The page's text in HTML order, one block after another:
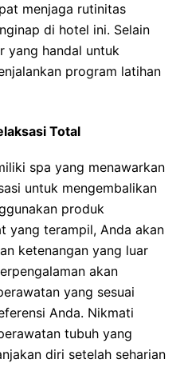
menjaga rutinitas
di hotel ini. Selain
yang handal untuk
program latihan
Total
spa yang menawarkan
untuk mengembalikan
produk
yang terampil, Anda akan
ketenangan yang luar
akan
yang sesuai
Anda. Nikmati
tubuh yang
diri setelah seharian